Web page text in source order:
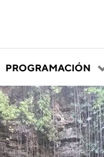
PROGRAMACIÓN